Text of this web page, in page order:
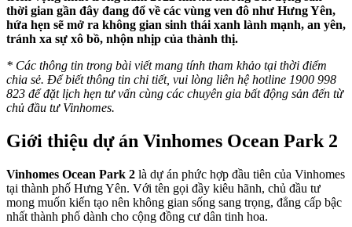
thời gian gần đây đang đổ về các vùng ven đô như Hưng Yên,
hứa hẹn sẽ mở ra không gian sinh thái xanh lành mạnh, an yên,
tránh xa sự xô bồ, nhộn nhịp của thành thị.
* Các thông tin trong bài viết mang tính tham khảo tại thời điểm
chia sẻ. Để biết thông tin chi tiết, vui lòng liên hệ hotline 1900 998
823 để đặt lịch hẹn tư vấn cùng các chuyên gia bất động sản đến từ
chủ đầu tư Vinhomes.
Giới thiệu dự án Vinhomes Ocean Park 2
Vinhomes Ocean Park 2 là dự án phức hợp đầu tiên của Vinhomes
tại thành phố Hưng Yên. Với tên gọi đầy kiêu hãnh, chủ đầu tư
mong muốn kiến tạo nên không gian sống sang trọng, đẳng cấp bậc
nhất thành phố dành cho cộng đồng cư dân tinh hoa.